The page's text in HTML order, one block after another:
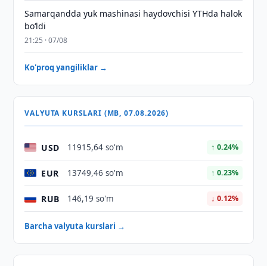
Samarqandda yuk mashinasi haydovchisi YTHda halok
bo‘ldi
21:25 · 07/08
Ko'proq yangiliklar →
VALYUTA KURSLARI (MB, 07.08.2026)
USD 11915,64 so'm ↑ 0.24%
EUR 13749,46 so'm ↑ 0.23%
RUB 146,19 so'm ↓ 0.12%
Barcha valyuta kurslari →